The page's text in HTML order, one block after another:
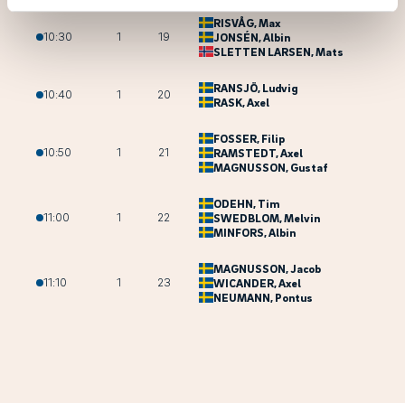
10:30 1 19
RISVÅG, Max
JONSÉN, Albin
SLETTEN LARSEN, Mats
10:40 1 20 RANSJÖ, Ludvig
RASK, Axel
10:50 1 21
FOSSER, Filip
RAMSTEDT, Axel
MAGNUSSON, Gustaf
11:00 1 22
ODEHN, Tim
SWEDBLOM, Melvin
MINFORS, Albin
11:10 1 23
MAGNUSSON, Jacob
WICANDER, Axel
NEUMANN, Pontus